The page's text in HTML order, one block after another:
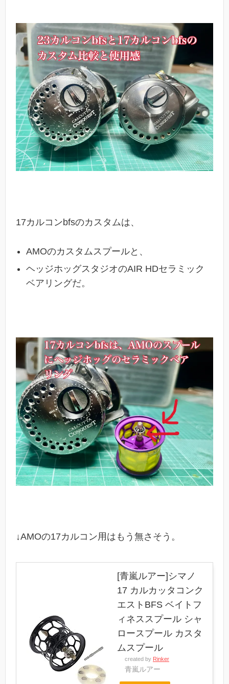
17カルコンbfsのカスタムは、
AMOのカスタムスプールと、
ヘッジホッグスタジオのAIR HDセラミック
ベアリングだ。
↓AMOの17カルコン用はもう無さそう。
[青嵐ルアー]シマノ
17 カルカッタコンク
エストBFS ベイトフ
ィネススプール シャ
ロースプール カスタ
ムスプール
created by Rinker
青嵐ルアー